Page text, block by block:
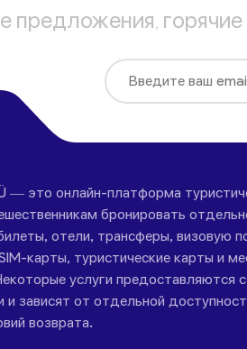
предложения,
— это онлайн-платформа
бронировать
отели, трансферы, визовую
карты, туристические карты и
услуги предоставляются
зависят от отдельной
возврата.